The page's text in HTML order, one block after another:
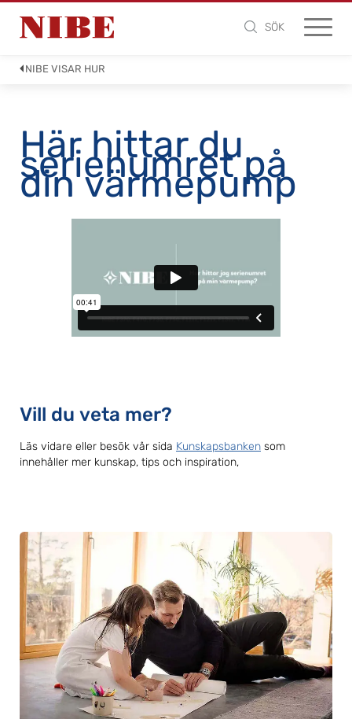
SÖK
NIBE VISAR HUR
Här hittar du
serienumret på
din värmepump
Vill du veta mer?
Läs vidare eller besök vår sida Kunskapsbanken som
innehåller mer kunskap, tips och inspiration,